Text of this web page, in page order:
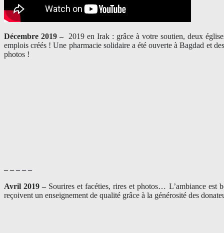
Décembre 2019 – 2019 en Irak : grâce à votre soutien, deux
emplois créés ! Une pharmacie solidaire a été ouverte à Bagdad et
photos !
– – – – –
Avril 2019 – Sourires et facéties, rires et photos… L’ambiance est
reçoivent un enseignement de qualité grâce à la générosité des